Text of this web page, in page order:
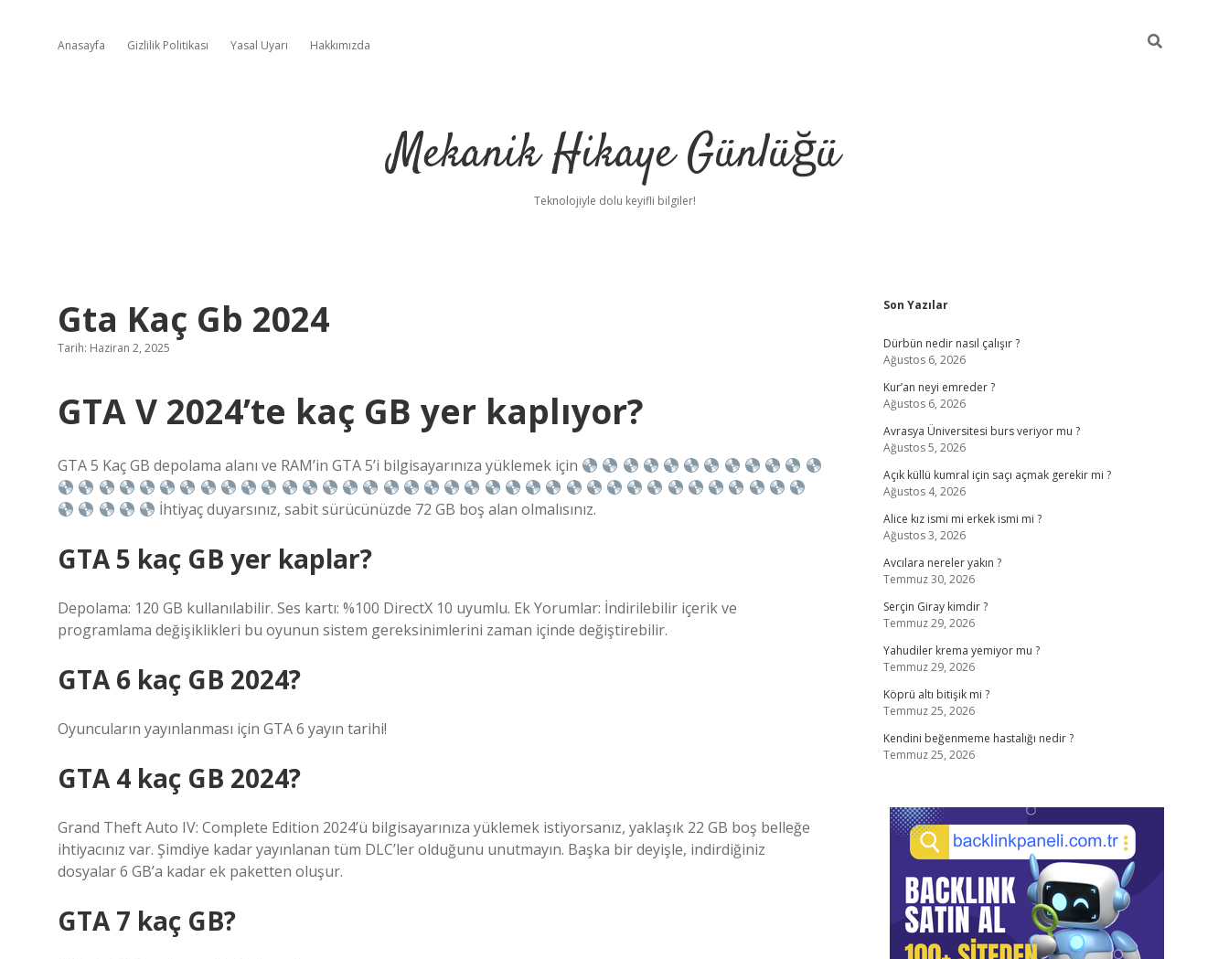
Anasayfa Gizlilik Politikası Yasal Uyarı Hakkımızda
Mekanik Hikaye Günlüğü
Teknolojiyle dolu keyifli bilgiler!
Gta Kaç Gb 2024
Tarih: Haziran 2, 2025
GTA V 2024’te kaç GB yer kaplıyor?
GTA 5 Kaç GB depolama alanı ve RAM’in GTA 5’i bilgisayarınıza yüklemek için
İhtiyaç duyarsınız, sabit sürücünüzde 72 GB boş alan olmalısınız.
GTA 5 kaç GB yer kaplar?
Depolama: 120 GB kullanılabilir. Ses kartı: %100 DirectX 10 uyumlu. Ek Yorumlar: İndirilebilir içerik ve
programlama değişiklikleri bu oyunun sistem gereksinimlerini zaman içinde değiştirebilir.
GTA 6 kaç GB 2024?
Oyuncuların yayınlanması için GTA 6 yayın tarihi!
GTA 4 kaç GB 2024?
Grand Theft Auto IV: Complete Edition 2024’ü bilgisayarınıza yüklemek istiyorsanız, yaklaşık 22 GB boş belleğe
ihtiyacınız var. Şimdiye kadar yayınlanan tüm DLC’ler olduğunu unutmayın. Başka bir deyişle, indirdiğiniz
dosyalar 6 GB’a kadar ek paketten oluşur.
GTA 7 kaç GB?
Sidebar
Son Yazılar
Dürbün nedir nasıl çalışır ?
Ağustos 6, 2026
Kur’an neyi emreder ?
Ağustos 6, 2026
Avrasya Üniversitesi burs veriyor mu ?
Ağustos 5, 2026
Açık küllü kumral için saçı açmak gerekir mi ?
Ağustos 4, 2026
Alice kız ismi mi erkek ismi mi ?
Ağustos 3, 2026
Avcılara nereler yakın ?
Temmuz 30, 2026
Serçin Giray kimdir ?
Temmuz 29, 2026
Yahudiler krema yemiyor mu ?
Temmuz 29, 2026
Köprü altı bitişik mi ?
Temmuz 25, 2026
Kendini beğenmeme hastalığı nedir ?
Temmuz 25, 2026